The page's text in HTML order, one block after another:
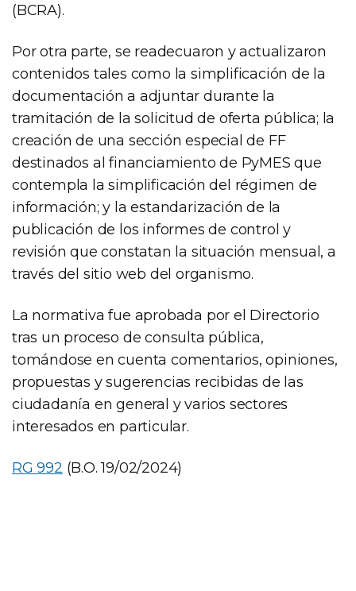
(BCRA).
Por otra parte, se readecuaron y actualizaron
contenidos tales como la simplificación de la
documentación a adjuntar durante la
tramitación de la solicitud de oferta pública; la
creación de una sección especial de FF
destinados al financiamiento de PyMES que
contempla la simplificación del régimen de
información; y la estandarización de la
publicación de los informes de control y
revisión que constatan la situación mensual, a
través del sitio web del organismo.
La normativa fue aprobada por el Directorio
tras un proceso de consulta pública,
tomándose en cuenta comentarios, opiniones,
propuestas y sugerencias recibidas de las
ciudadanía en general y varios sectores
interesados en particular.
RG 992 (B.O. 19/02/2024)